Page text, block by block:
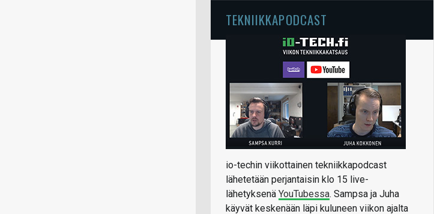
TEKNIIKKAPODCAST
io-techin viikottainen tekniikkapodcast
lähetetään perjantaisin klo 15 live-
lähetyksenä YouTubessa. Sampsa ja Juha
käyvät keskenään läpi kuluneen viikon ajalta